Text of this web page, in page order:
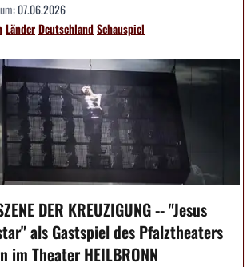
07.06.2026
LänderDeutschlandSchauspiel
DER KREUZIGUNG -- "Jesus
als Gastspiel des Pfalztheaters
im Theater HEILBRONN